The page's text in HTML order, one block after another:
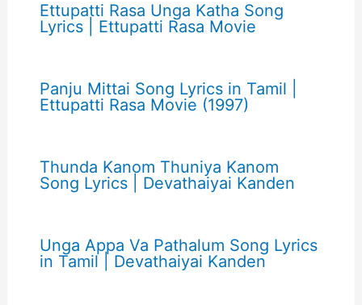
Ettupatti Rasa Unga Katha Song
Lyrics | Ettupatti Rasa Movie
Panju Mittai Song Lyrics in Tamil |
Ettupatti Rasa Movie (1997)
Thunda Kanom Thuniya Kanom
Song Lyrics | Devathaiyai Kanden
Unga Appa Va Pathalum Song Lyrics
in Tamil | Devathaiyai Kanden